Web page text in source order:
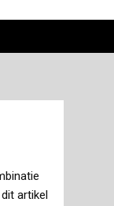
artikel